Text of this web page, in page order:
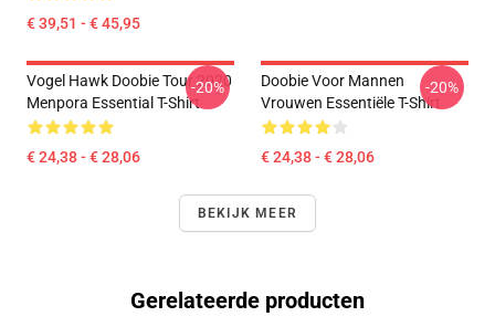
€ 39,51 - € 45,95
Vogel Hawk Doobie Tour 2020
Menpora Essential T-Shirt
€ 24,38 - € 28,06
-20%
Doobie Voor Mannen
Vrouwen Essentiële T-Shirt
€ 24,38 - € 28,06
-20%
BEKIJK MEER
Gerelateerde producten